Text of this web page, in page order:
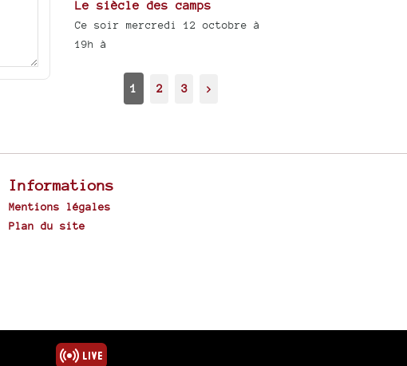
Le siècle des camps
Ce soir mercredi 12 octobre à
19h à
1 2 3 >
Informations
Mentions légales
Plan du site